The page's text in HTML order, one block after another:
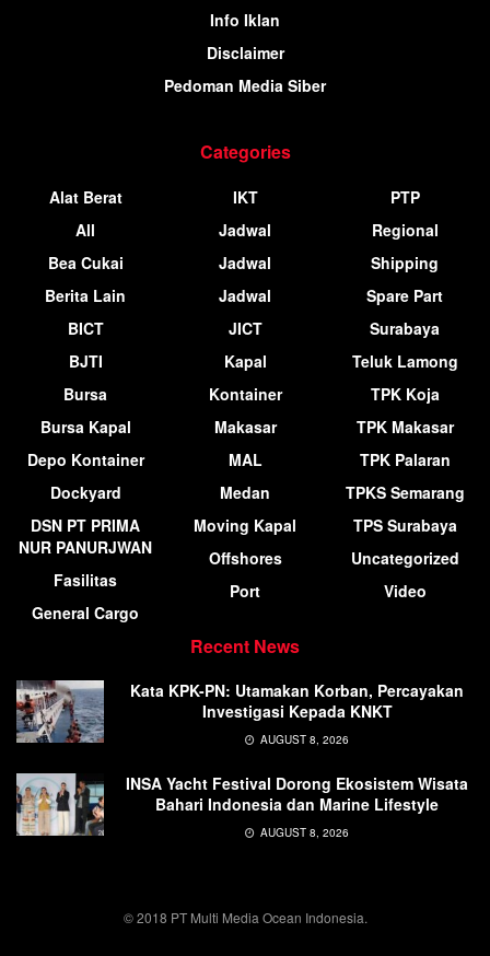
Info Iklan
Disclaimer
Pedoman Media Siber
Categories
Alat Berat
All
Bea Cukai
Berita Lain
BICT
BJTI
Bursa
Bursa Kapal
Depo Kontainer
Dockyard
DSN PT PRIMA
NUR PANURJWAN
Fasilitas
General Cargo
IKT
Jadwal
Jadwal
Jadwal
JICT
Kapal
Kontainer
Makasar
MAL
Medan
Moving Kapal
Offshores
Port
PTP
Regional
Shipping
Spare Part
Surabaya
Teluk Lamong
TPK Koja
TPK Makasar
TPK Palaran
TPKS Semarang
TPS Surabaya
Uncategorized
Video
Recent News
Kata KPK-PN: Utamakan Korban, Percayakan
Investigasi Kepada KNKT
AUGUST 8, 2026
INSA Yacht Festival Dorong Ekosistem Wisata
Bahari Indonesia dan Marine Lifestyle
AUGUST 8, 2026
© 2018 PT Multi Media Ocean Indonesia.